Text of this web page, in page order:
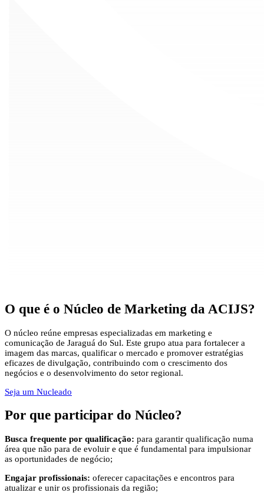
O que é o Núcleo de Marketing da ACIJS?
O núcleo reúne empresas especializadas em marketing e
comunicação de Jaraguá do Sul. Este grupo atua para fortalecer a
imagem das marcas, qualificar o mercado e promover estratégias
eficazes de divulgação, contribuindo com o crescimento dos
negócios e o desenvolvimento do setor regional.
Seja um Nucleado
Por que participar do Núcleo?
Busca frequente por qualificação: para garantir qualificação numa
área que não para de evoluir e que é fundamental para impulsionar
as oportunidades de negócio;
Engajar profissionais: oferecer capacitações e encontros para
atualizar e unir os profissionais da região;